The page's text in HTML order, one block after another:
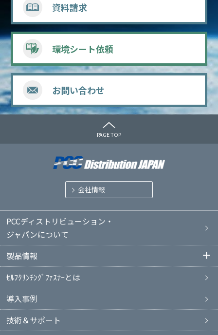
資料請求
環境シート依頼
お問い合わせ
PAGE TOP
会社情報
PCCディストリビューション・
ジャパンについて
製品情報
ｾﾙﾌｸﾘﾝﾁﾝｸﾞﾌｧｽﾅｰとは
導入事例
技術＆サポート